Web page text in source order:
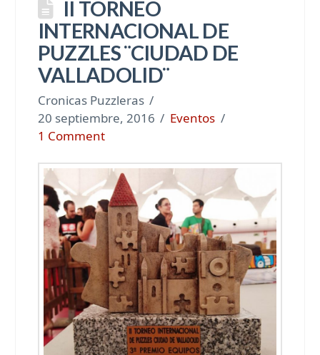
II TORNEO
INTERNACIONAL DE
PUZZLES ¨CIUDAD DE
VALLADOLID¨
Cronicas Puzzleras
20 septiembre, 2016
Eventos
1 Comment